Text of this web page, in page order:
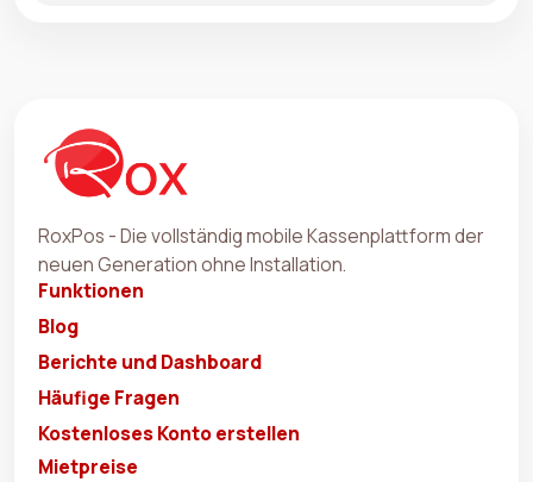
RoxPos - Die vollständig mobile Kassenplattform der
neuen Generation ohne Installation.
Funktionen
Blog
Berichte und Dashboard
Häufige Fragen
Kostenloses Konto erstellen
Mietpreise